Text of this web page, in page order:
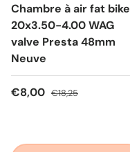
Chambre à air fat bike
20x3.50-4.00 WAG
valve Presta 48mm
Neuve
Prix soldé
€8,00 Prix habituel
€18,25